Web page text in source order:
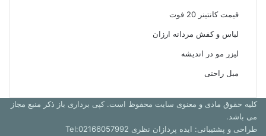
قیمت کانتینر 20 فوت
لباس و کفش مردانه ارزان
لیزر مو در اندیشه
مبل راحتی
کلیه حقوق مادی و معنوی سایت محفوظ است. کپی برداری باز ذکر منبع مجاز
می باشد.
طراحی و پشتیبانی: ایده پردازان نظری Tel:02166057992